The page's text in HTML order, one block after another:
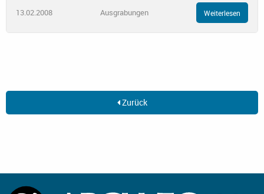
13.02.2008 Ausgrabungen Weiterlesen
Zurück